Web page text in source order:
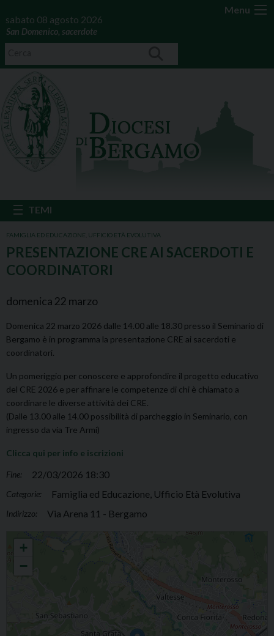
Menu
sabato 08 agosto 2026
San Domenico, sacerdote
FAMIGLIA ED EDUCAZIONE UFFICIO ETÀ EVOLUTIVA
PRESENTAZIONE CRE AI SACERDOTI E
COORDINATORI
domenica 22 marzo
Domenica 22 marzo 2026 dalle 14.00 alle 18.30 presso il Seminario di
Bergamo è in programma la presentazione CRE ai sacerdoti e
coordinatori.
Un pomeriggio per conoscere e approfondire il progetto educativo
del CRE 2026 e per affinare le competenze di chi è chiamato a
coordinare le diverse attività dei CRE.
(Dalle 13.00 alle 14.00 possibilità di parcheggio in Seminario, con
ingresso da via Tre Armi)
Clicca qui per info e iscrizioni
Fine: 22/03/2026 18:30
Categorie: Famiglia ed Educazione, Ufficio Età Evolutiva
Indirizzo: Via Arena 11 - Bergamo
Presentazione CRE ai sacerdoti e coordinatori
+
−